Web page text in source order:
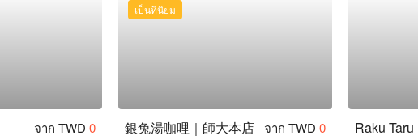
จาก TWD 0
เป็นที่นิยม
銀兔湯咖哩｜師大本店 จาก TWD 0
Raku Taru